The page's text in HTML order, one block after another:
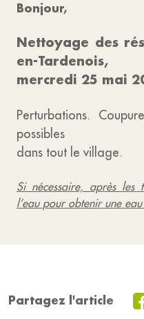
Bonjour,
Nettoyage des
en-Tardenois,
mercredi 25 mai
Perturbations.
possibles
dans tout le village.
Si nécessaire, après les
l’eau pour obtenir une
Partagez l'article